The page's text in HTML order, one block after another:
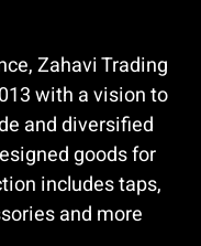
Zahavi Trading
with a vision to
and diversified
goods for
includes taps,
and more